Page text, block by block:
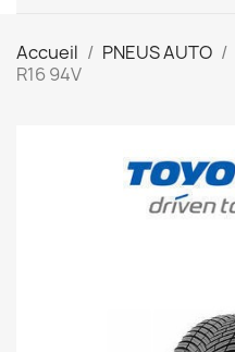
Accueil PNEUS AUTO
R16 94V